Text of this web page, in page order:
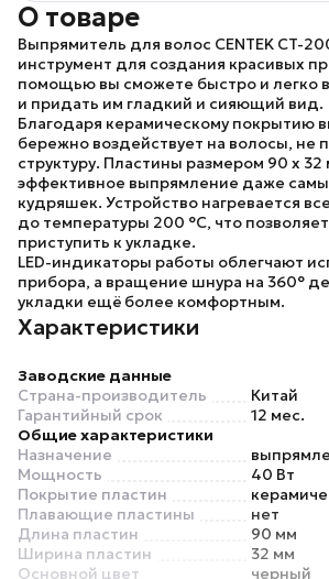
О товаре
Выпрямитель для волос CENTEK CT-
инструмент для создания красивых
помощью вы сможете быстро и легко
и придать им гладкий и сияющий вид.
Благодаря керамическому покрытию
бережно воздействует на волосы, не
структуру. Пластины размером 90 х
эффективное выпрямление даже
кудряшек. Устройство нагревается
до температуры 200 °C, что
приступить к укладке.
LED-индикаторы работы облегчают
прибора, а вращение шнура на 360°
укладки ещё более комфортным.
Характеристики
Заводские данные
Страна-производитель
Китай
Гарантийный срок
12 мес.
Общие характеристики
Назначение
Мощность
40 Вт
Покрытие пластин
Плавающие пластины
нет
Длина пластин
90 мм
Ширина пластин
32 мм
Основной цвет
черный